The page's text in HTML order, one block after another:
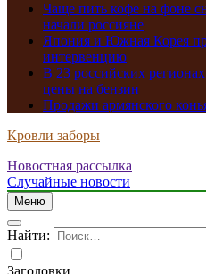
Чаще пить кофе на фоне
начали россияне
Япония и Южная Корея
интервенцию
В 23 российских
цены на бензин
Продажи армянского
Кровли заборы
Новостная рассылка
Случайные новости
Меню
Найти:
Заголовки